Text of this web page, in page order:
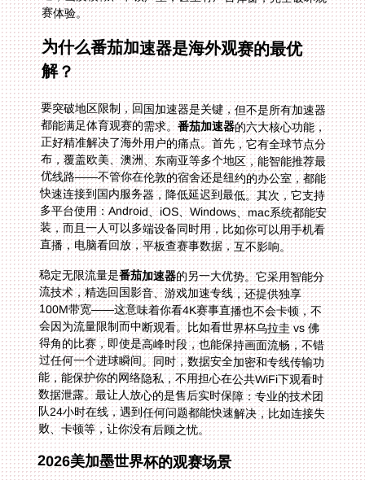
赛体验。
为什么番茄加速器是海外观赛的最优
解？
要突破地区限制，回国加速器是关键，但不是所有加速器
都能满足体育观赛的需求。番茄加速器的六大核心功能，
正好精准解决了海外用户的痛点。首先，它有全球节点分
布，覆盖欧美、澳洲、东南亚等多个地区，能智能推荐最
优线路——不管你在伦敦的宿舍还是纽约的办公室，都能
快速连接到国内服务器，降低延迟到最低。其次，它支持
多平台使用：Android、iOS、Windows、mac系统都能安
装，而且一人可以多端设备同时用，比如你可以用手机看
直播，电脑看回放，平板查赛事数据，互不影响。
稳定无限流量是番茄加速器的另一大优势。它采用智能分
流技术，精选回国影音、游戏加速专线，还提供独享
100M带宽——这意味着你看4K赛事直播也不会卡顿，不
会因为流量限制而中断观看。比如看世界杯乌拉圭 vs 佛
得角的比赛，即使是高峰时段，也能保持画面流畅，不错
过任何一个进球瞬间。同时，数据安全加密和专线传输功
能，能保护你的网络隐私，不用担心在公共WiFi下观看时
数据泄露。最让人放心的是售后实时保障：专业的技术团
队24小时在线，遇到任何问题都能快速解决，比如连接失
败、卡顿等，让你没有后顾之忧。
2026美加墨世界杯的观赛场景